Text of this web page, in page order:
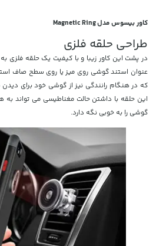
کاور بیسوس مدل Magnetic Ring
طراحی حلقه فلزی
در پشت این کاور زیبا و با کیفیت یک حلقه فلزی
عنوان استند گوشی روی میز یا روی سطح صاف
که در هنگام رانندگی نیز از گوشی خود برای
این حلقه با داشتن حالت مغناطیسی می تواند به
گوشی را به خوبی نگه دارد.